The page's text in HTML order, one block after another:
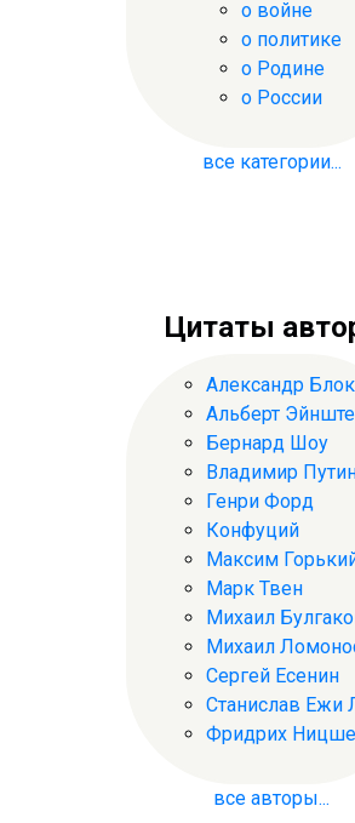
о войне
о политике
о Родине
о России
все категории...
Цитаты
Александр Блок
Альберт
Бернард Шоу
Владимир
Генри Форд
Конфуций
Максим
Марк Твен
Михаил
Михаил
Сергей Есенин
Станислав Ежи
Фридрих Ницше
все авторы...